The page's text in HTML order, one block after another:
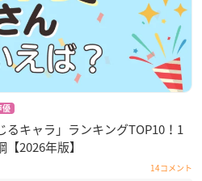
優
キャラ」ランキングTOP10！1
2026年版】
14コメント